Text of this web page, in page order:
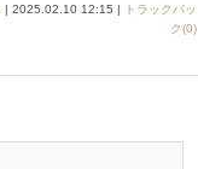
| 2025.02.10 12:15 |
トラックバッ
ク(0)